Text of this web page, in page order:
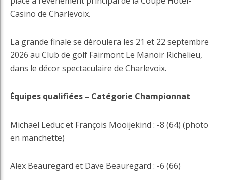
Casino de Charlevoix.
La grande finale se déroulera les 21 et 22 septembre
2026 au Club de golf Fairmont Le Manoir Richelieu,
dans le décor spectaculaire de Charlevoix.
Équipes qualifiées – Catégorie Championnat
Michael Leduc et François Mooijekind : -8 (64) (photo
en manchette)
Alex Beauregard et Dave Beauregard : -6 (66)